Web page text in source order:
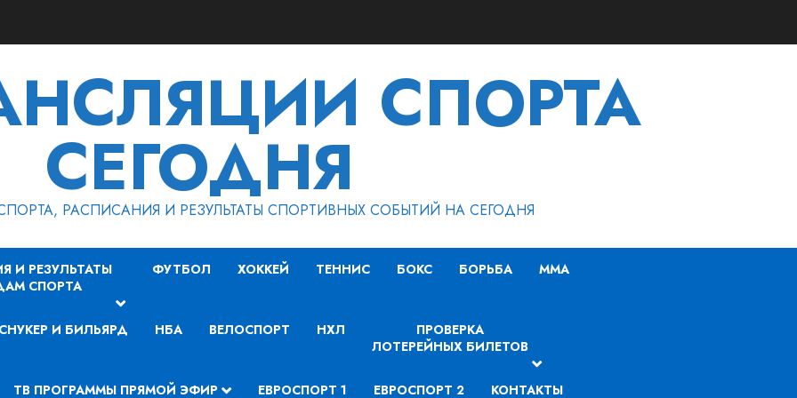
СПОРТА
СЕГОДНЯ
РАСПИСАНИЯ И РЕЗУЛЬТАТЫ СПОРТИВНЫХ СОБЫТИЙ НА СЕГОДНЯ
И РЕЗУЛЬТАТЫ
СПОРТА
ФУТБОЛ ХОККЕЙ ТЕННИС БОКС БОРЬБА MMA
СНУКЕР И БИЛЬЯРД НБА ВЕЛОСПОРТ НХЛ
ПРОВЕРКА
ЛОТЕРЕЙНЫХ БИЛЕТОВ
ТВ ПРОГРАММЫ ПРЯМОЙ ЭФИР ЕВРОСПОРТ 1 ЕВРОСПОРТ 2 КОНТАКТЫ